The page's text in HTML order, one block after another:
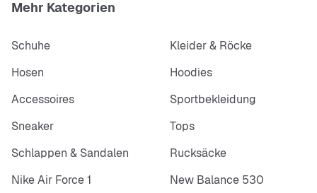
Mehr Kategorien
Schuhe
Kleider & Röcke
Hosen
Hoodies
Accessoires
Sportbekleidung
Sneaker
Tops
Schlappen & Sandalen
Rucksäcke
Nike Air Force 1
New Balance 530